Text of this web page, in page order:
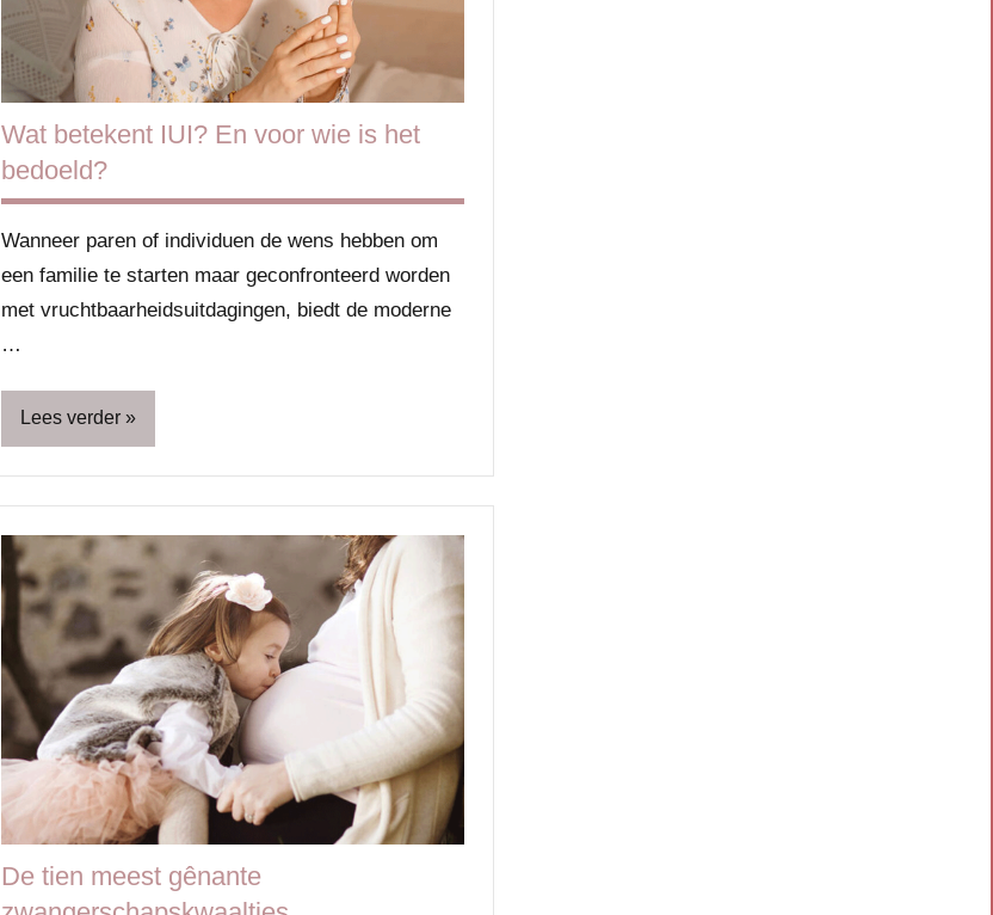
Wat betekent IUI? En voor wie is het
bedoeld?
Wanneer paren of individuen de wens hebben om
een familie te starten maar geconfronteerd worden
met vruchtbaarheidsuitdagingen, biedt de moderne
…
Lees verder
Vruchtbaarheid
en cyclus
Zwangerschap
De tien meest gênante